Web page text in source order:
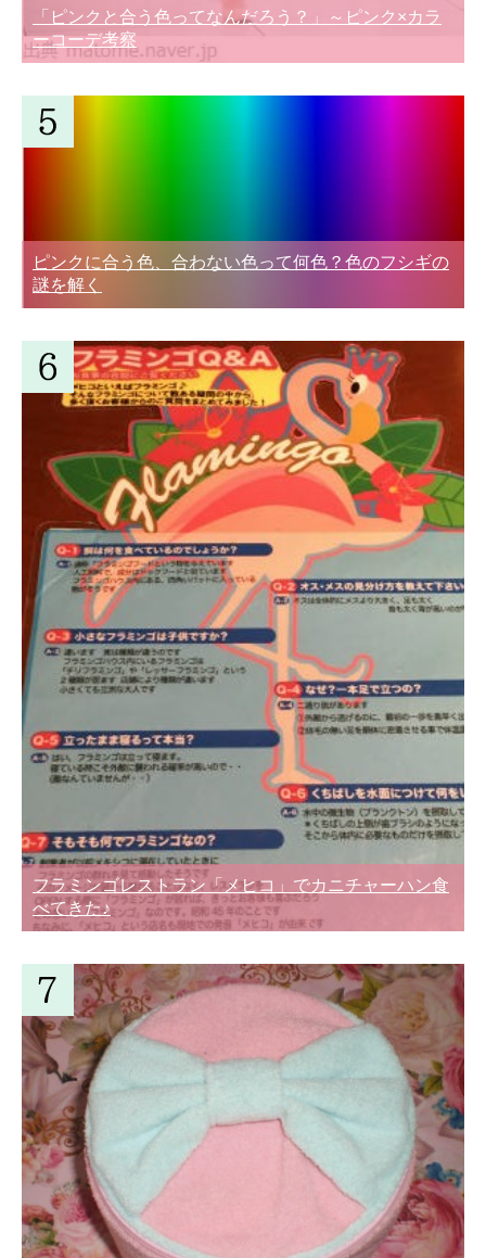
「ピンクと合う色ってなんだろう？」～ピンク×カラ
ーコーデ考察
ピンクに合う色、合わない色って何色？色のフシギの
謎を解く
フラミンゴレストラン「メヒコ」でカニチャーハン食
べてきた♪